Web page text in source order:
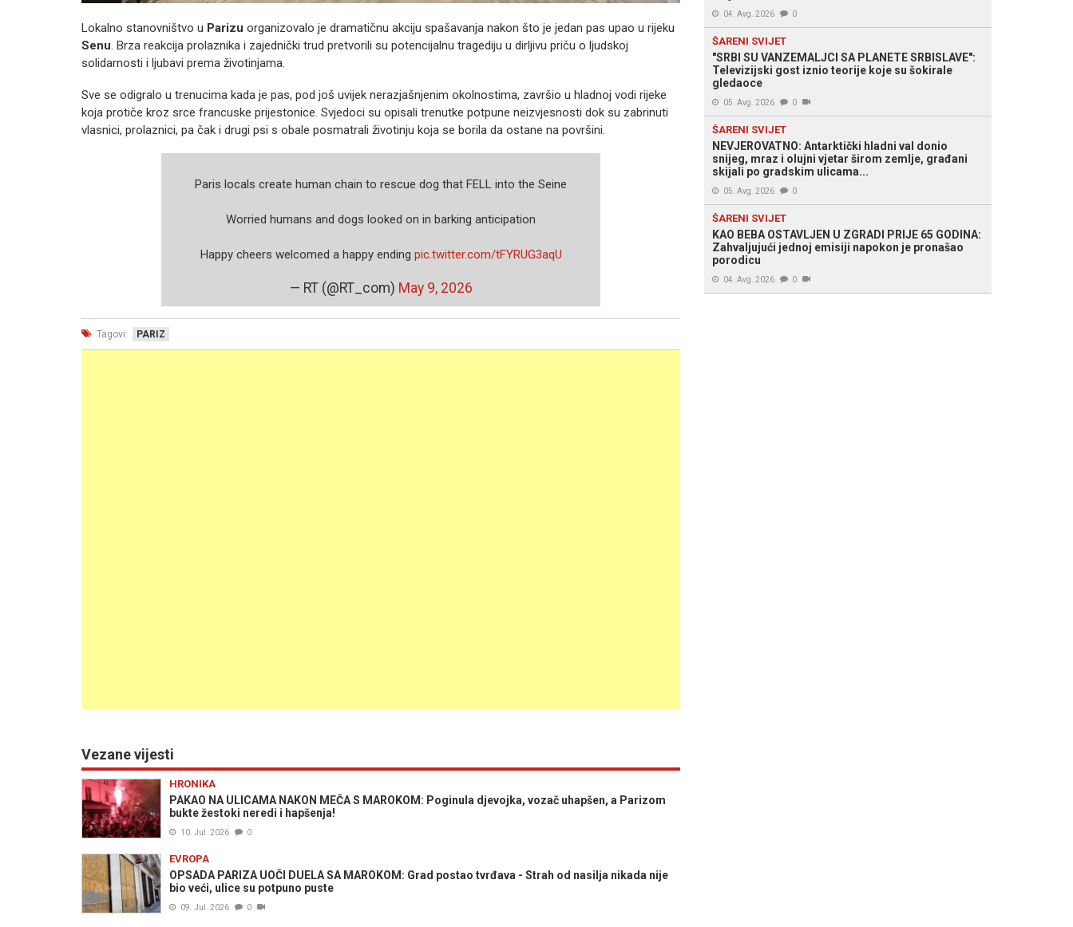
Lokalno stanovništvo u Parizu organizovalo je dramatičnu akciju spašavanja nakon što je jedan pas upao u rijeku
Senu. Brza reakcija prolaznika i zajednički trud pretvorili su potencijalnu tragediju u dirljivu priču o ljudskoj
solidarnosti i ljubavi prema životinjama.
Sve se odigralo u trenucima kada je pas, pod još uvijek nerazjašnjenim okolnostima, završio u hladnoj vodi rijeke
koja protiče kroz srce francuske prijestonice. Svjedoci su opisali trenutke potpune neizvjesnosti dok su zabrinuti
vlasnici, prolaznici, pa čak i drugi psi s obale posmatrali životinju koja se borila da ostane na površini.
Paris locals create human chain to rescue dog that FELL into the Seine
Worried humans and dogs looked on in barking anticipation
Happy cheers welcomed a happy ending pic.twitter.com/tFYRUG3aqU
— RT (@RT_com) May 9, 2026
Tagovi: PARIZ
Vezane vijesti
HRONIKA
PAKAO NA ULICAMA NAKON MEČA S MAROKOM: Poginula djevojka, vozač uhapšen, a Parizom
bukte žestoki neredi i hapšenja!
10. Jul. 2026 0
EVROPA
OPSADA PARIZA UOČI DUELA SA MAROKOM: Grad postao tvrđava - Strah od nasilja nikada nije
bio veći, ulice su potpuno puste
09. Jul. 2026 0
04. Avg. 2026 0
ŠARENI SVIJET
"SRBI SU VANZEMALJCI SA PLANETE SRBISLAVE":
Televizijski gost iznio teorije koje su šokirale
gledaoce
05. Avg. 2026 0
ŠARENI SVIJET
NEVJEROVATNO: Antarktički hladni val donio
snijeg, mraz i olujni vjetar širom zemlje, građani
skijali po gradskim ulicama...
05. Avg. 2026 0
ŠARENI SVIJET
KAO BEBA OSTAVLJEN U ZGRADI PRIJE 65 GODINA:
Zahvaljujući jednoj emisiji napokon je pronašao
porodicu
04. Avg. 2026 0